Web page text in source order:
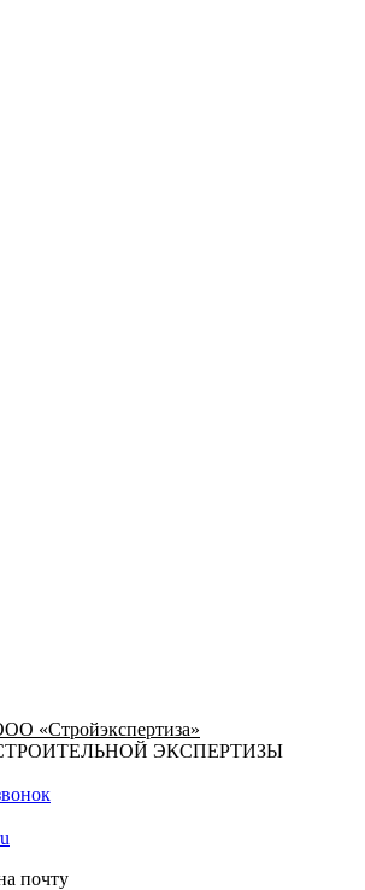
«Стройэкспертиза»
ЭКСПЕРТИЗЫ
почту